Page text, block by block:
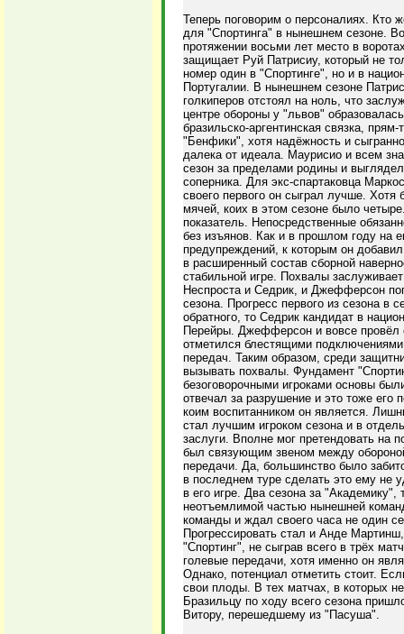
Теперь поговорим о персоналиях. Кто
для "Спортинга" в нынешнем сезоне.
протяжении восьми лет место в
защищает Руй Патрисиу, который не
номер один в "Спортинге", но и в
Португалии. В нынешнем сезоне
голкиперов отстоял на ноль, что
центре обороны у "львов"
бразильско-аргентинская связка, прям-
"Бенфики", хотя надёжность и
далека от идеала. Маурисио и всем
сезон за пределами родины и
соперника. Для экс-спартаковца
своего первого он сыграл лучше. Хотя
мячей, коих в этом сезоне было
показатель. Непосредственные
без изъянов. Как и в прошлом году на
предупреждений, к которым он
в расширенный состав сборной
стабильной игре. Похвалы
Неспроста и Седрик, и Джефферсон
сезона. Прогресс первого из сезона в
обратного, то Седрик кандидат в
Перейры. Джефферсон и вовсе провёл
отметился блестящими
передач. Таким образом, среди
вызывать похвалы. Фундамент
безоговорочными игроками основы
отвечал за разрушение и это тоже его
коим воспитанником он является.
стал лучшим игроком сезона и в
заслуги. Вполне мог претендовать на
был связующим звеном между
передачи. Да, большинство было
в последнем туре сделать это ему не
в его игре. Два сезона за "Академику",
неотъемлимой частью нынешней
команды и ждал своего часа не один
Прогрессировать стал и Анде
"Спортинг", не сыграв всего в трёх
голевые передачи, хотя именно он
Однако, потенциал отметить стоит.
свои плоды. В тех матчах, в которых
Бразильцу по ходу всего сезона
Витору, перешедшему из "Пасуша".